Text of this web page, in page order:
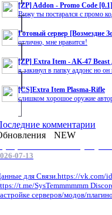
[ZP] Addon - Promo Code [0.1]
Вижу ты постарался с промо
Готовый сервер [Возмездие
отлично, мне нравится!
[ZP] Extra Item - AK-47 Beast
я закинул в папку аддонс но
[CS]Extra Item Plasma-Rifle
слишком хорошое оружие
комментарии
NEW
07-13
для Связи.https://vk.com/
t.me/SysTemmmmmm
серверов/модов/